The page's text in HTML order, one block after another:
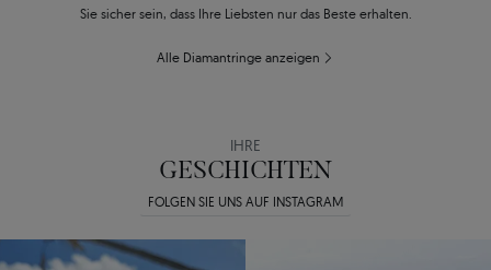
Sie sicher sein, dass Ihre Liebsten nur das Beste erhalten.
Alle Diamantringe anzeigen
IHRE
GESCHICHTEN
FOLGEN SIE UNS AUF INSTAGRAM